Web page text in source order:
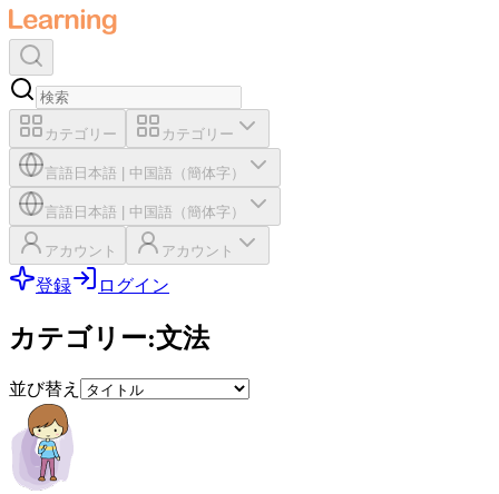
カテゴリー カテゴリー
言語 日本語 中国語（簡体字）
言語 日本語 中国語（簡体字）
アカウント アカウント
登録 ログイン
カテゴリー:文法
並び替え